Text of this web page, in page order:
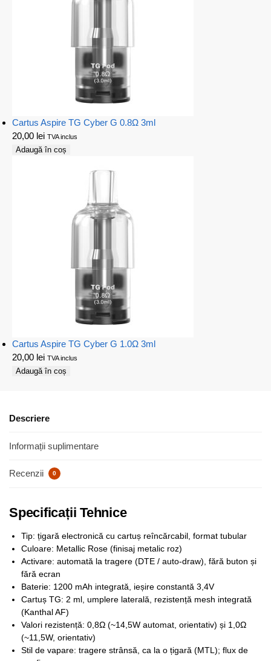
Cartus Aspire TG Cyber G 0.8Ω 3ml
20,00 lei TVA inclus
Adaugă în coș
Cartus Aspire TG Cyber G 1.0Ω 3ml
20,00 lei TVA inclus
Adaugă în coș
Descriere
Informații suplimentare
Recenzii 0
Specificații Tehnice
Tip: țigară electronică cu cartuș reîncărcabil, format tubular
Culoare: Metallic Rose (finisaj metalic roz)
Activare: automată la tragere (DTE / auto-draw), fără buton și
fără ecran
Baterie: 1200 mAh integrată, ieșire constantă 3,4V
Cartuș TG: 2 ml, umplere laterală, rezistență mesh integrată
(Kanthal AF)
Valori rezistență: 0,8Ω (~14,5W automat, orientativ) și 1,0Ω
(~11,5W, orientativ)
Stil de vapare: tragere strânsă, ca la o țigară (MTL); flux de